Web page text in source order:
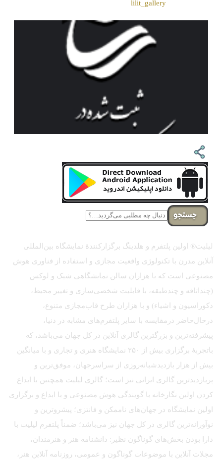
lilit_gallery
جستجو
لیلیت® اولین پلتفرم و هلدینگ برگزارکنندهٔ نمایشگاه بین‌المللی
آنلاین مدرن با تکنولوژی واقعیت مجازی و استفاده از فناوری هوش
مصنوعی است که با هزاران سالن نمایشگاهی شیک و لوکس
(چنداتاقه و چندطبقه، با قابلیت شخصی‌سازی و تغییر محیط،
دکوراسیون و اشیاء) و با هزاران طرح قاب‌مجازی متنوع،
درحال‌حاضر درمقایسه با سایر پلتفرم‌های مشابه در دنیا،
پیشرفته‌ترین و بزرگترین گالری آنلاین در کل جهان می‌باشد، که
باتجربهٔ برگزاری بیش از ۲۵۰ نمایشگاه هنری و تجاری و با میانگین
بیش از هزار بازدیدشبانه‌روزی از سراسرجهان، موفق‌ترین و
پربازدیدترین گالری ایرانی نیز است؛ گالری لیلیت همچنین با ابداع
کردن اولین نگارخانه با گویندگی هوش مصنوعی و با ابداع و برگزاری
اولین نمایشگاه در جهان‌های ناممکن و فانتزی؛ پیشروترین و
نوآورانه‌ترین گالری در کل جهان نیز می‌باشد؛ ضمناً پلتفرم لیلیت با
دارا بودن بخش‌های گوناگون نظیر: دانشنامه هنر و هنرمندان،
مجلات آنلاین با موضوعات گوناگون و عمومی، روزنامه آنلاین هنر،